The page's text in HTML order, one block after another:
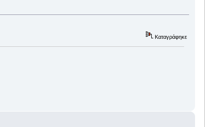
Καταγράφηκε